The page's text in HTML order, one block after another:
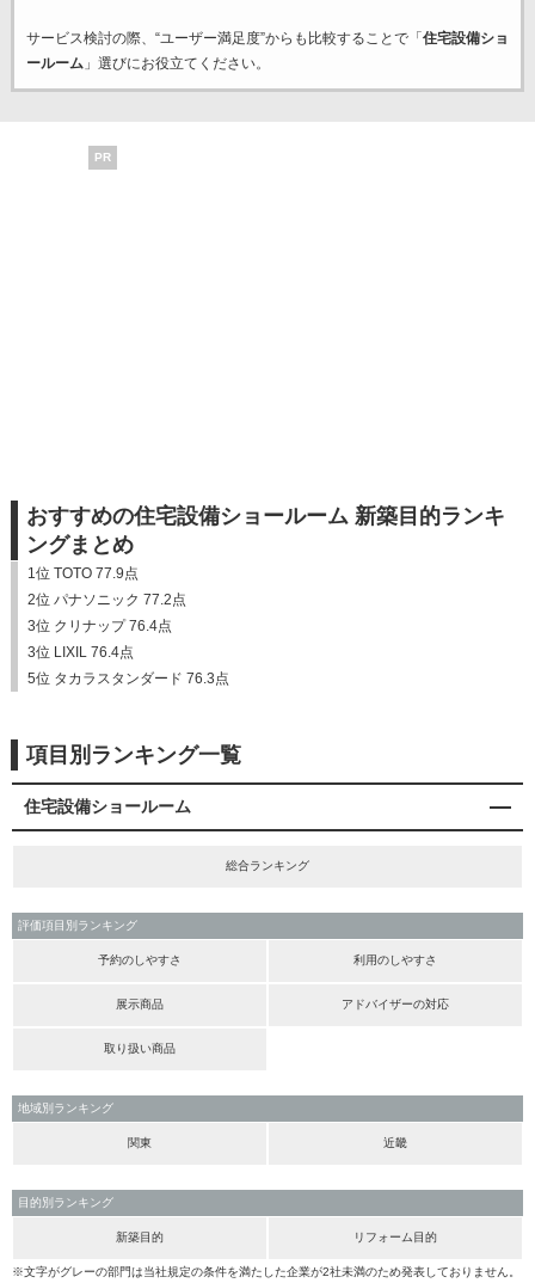
サービス検討の際、“ユーザー満足度”からも比較することで「 住宅設備ショ
ールーム」選びにお役立てください。
PR
おすすめの住宅設備ショールーム 新築目的ランキ
ングまとめ
1位 TOTO 77.9点
2位 パナソニック 77.2点
3位 クリナップ 76.4点
3位 LIXIL 76.4点
5位 タカラスタンダード 76.3点
項目別ランキング一覧
住宅設備ショールーム
総合ランキング
評価項目別ランキング
予約のしやすさ 利用のしやすさ
展示商品 アドバイザーの対応
取り扱い商品
地域別ランキング
関東 近畿
目的別ランキング
新築目的 リフォーム目的
※文字がグレーの部門は当社規定の条件を満たした企業が2社未満のため発表しておりません。